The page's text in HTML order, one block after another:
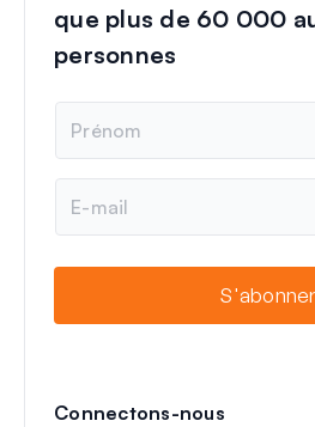
que plus de 60 000
personnes
m
m
S'abonner
Connectons-nous